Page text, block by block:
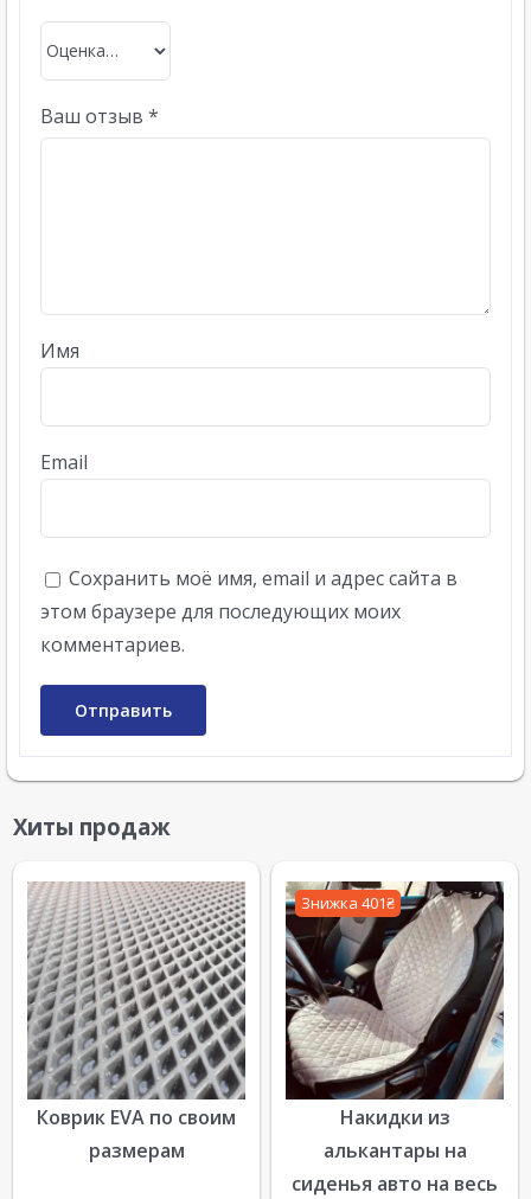
Ваш отзыв *
Имя
Email
Сохранить моё имя, email и адрес сайта в
этом браузере для последующих моих
комментариев.
Хиты продаж
Коврик EVA по своим
размерам
Знижка 401₴
Накидки из
алькантары на
сиденья авто на весь